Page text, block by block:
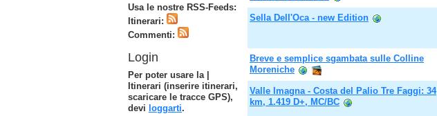
Sella Dell'Oca - new Edition
Breve e semplice sgambata sulle Colline
Moreniche
Valle Imagna - Costa del Palio Tre Faggi: 34
km, 1.419 D+, MC/BC
Usa le nostre RSS-Feeds:
Itinerari:
Commenti:
Login
Per poter usare la |
Itinerari (inserire itinerari,
scaricare le tracce GPS),
devi loggarti.